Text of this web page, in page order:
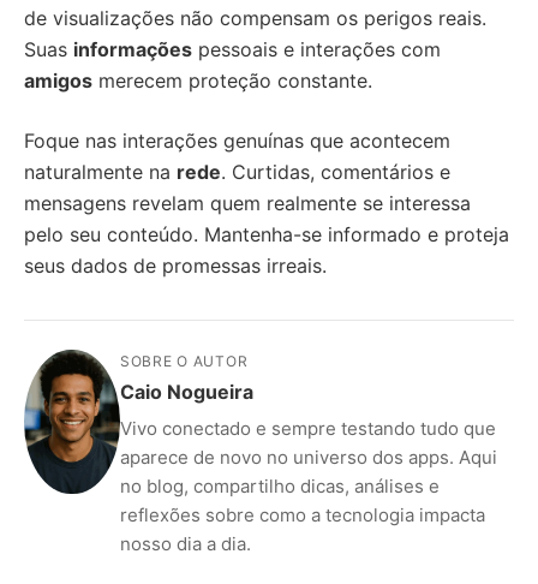
de visualizações não compensam os perigos reais.
Suas informações pessoais e interações com
amigos merecem proteção constante.
Foque nas interações genuínas que acontecem
naturalmente na rede. Curtidas, comentários e
mensagens revelam quem realmente se interessa
pelo seu conteúdo. Mantenha-se informado e proteja
seus dados de promessas irreais.
SOBRE O AUTOR
Caio Nogueira
Vivo conectado e sempre testando tudo que
aparece de novo no universo dos apps. Aqui
no blog, compartilho dicas, análises e
reflexões sobre como a tecnologia impacta
nosso dia a dia.